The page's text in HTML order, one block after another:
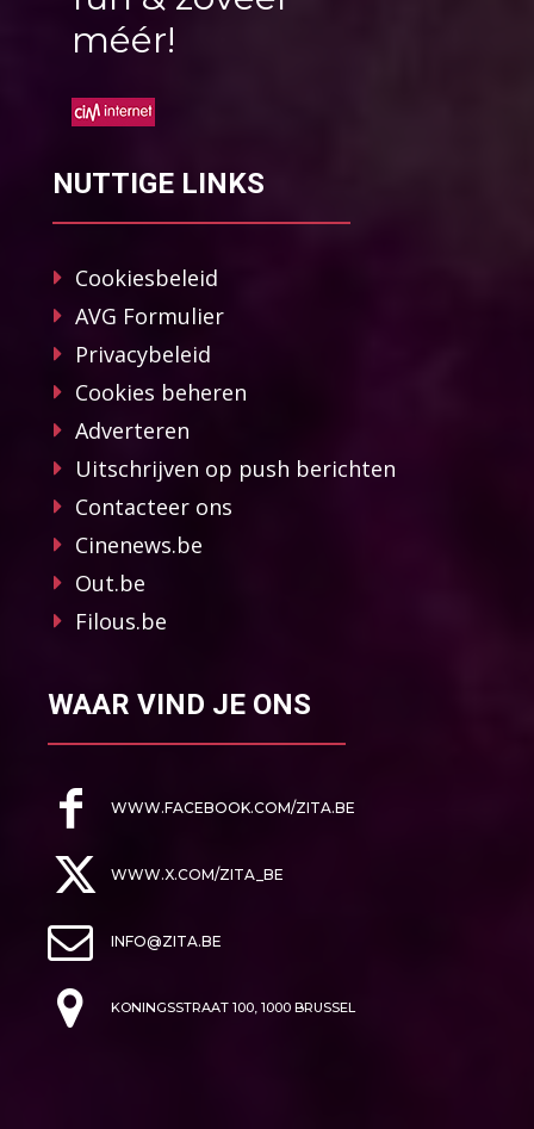
méér!
NUTTIGE LINKS
Cookiesbeleid
AVG Formulier
Privacybeleid
Cookies beheren
Adverteren
Uitschrijven op push berichten
Contacteer ons
Cinenews.be
Out.be
Filous.be
WAAR VIND JE ONS
WWW.FACEBOOK.COM/ZITA.BE
WWW.X.COM/ZITA_BE
INFO@ZITA.BE
KONINGSSTRAAT 100, 1000 BRUSSEL